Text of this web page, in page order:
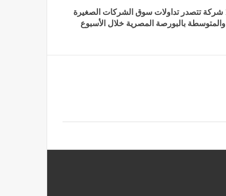
14 شركة تتصدر تداولات سوق الشركات الصغيرة
والمتوسطة بالبورصة المصرية خلال الأسبوع